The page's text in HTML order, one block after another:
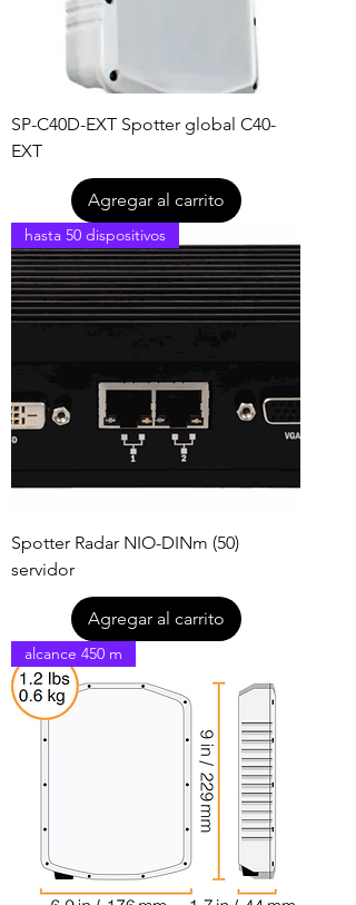
SP-C40D-EXT Spotter global C40-
EXT
Agregar al carrito
hasta 50 dispositivos
Spotter Radar NIO-DINm (50)
servidor
Agregar al carrito
alcance 450 m